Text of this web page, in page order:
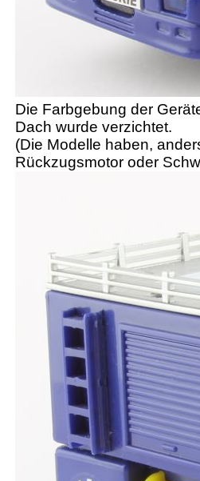
Die Farbgebung der
Dach wurde verzichtet.
(Die Modelle haben,
Rückzugsmotor oder